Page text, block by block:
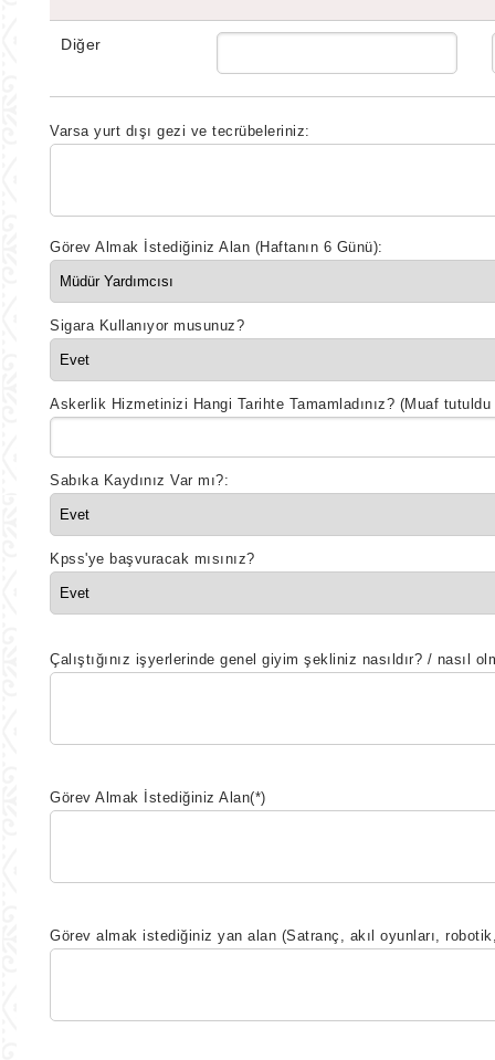
Diğer
Varsa yurt dışı gezi ve tecrübeleriniz:
Görev Almak İstediğiniz Alan (Haftanın 6 Günü):
Sigara Kullanıyor musunuz?
Askerlik Hizmetinizi Hangi Tarihte Tamamladınız? (Muaf
Sabıka Kaydınız Var mı?:
Kpss'ye başvuracak mısınız?
Çalıştığınız işyerlerinde genel giyim şekliniz nasıldır? / nasıl
Görev Almak İstediğiniz Alan(*)
Görev almak istediğiniz yan alan (Satranç, akıl oyunları,